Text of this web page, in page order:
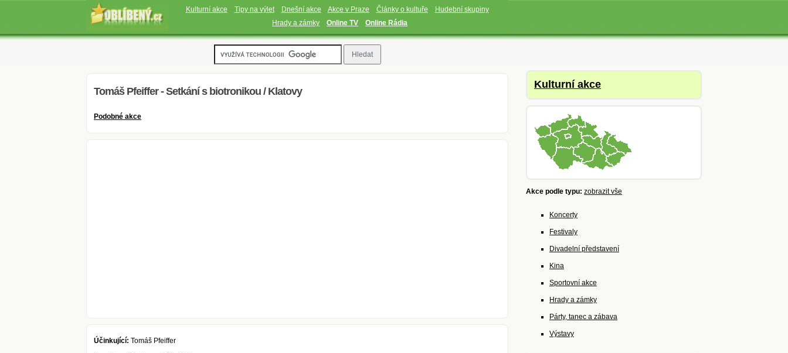
Kulturní akce Tipy na výlet Dnešní akce Akce v Praze Články o kultuře
Hudební skupiny
Hrady a zámky
Online TV Online Rádia
Tomáš Pfeiffer - Setkání s biotronikou / Klatovy
Podobné akce
Účinkující: Tomáš Pfeiffer
Kulturní akce
Akce podle typu: zobrazit vše
Koncerty
Festivaly
Divadelní představení
Kina
Sportovní akce
Hrady a zámky
Párty, tanec a zábava
Výstavy